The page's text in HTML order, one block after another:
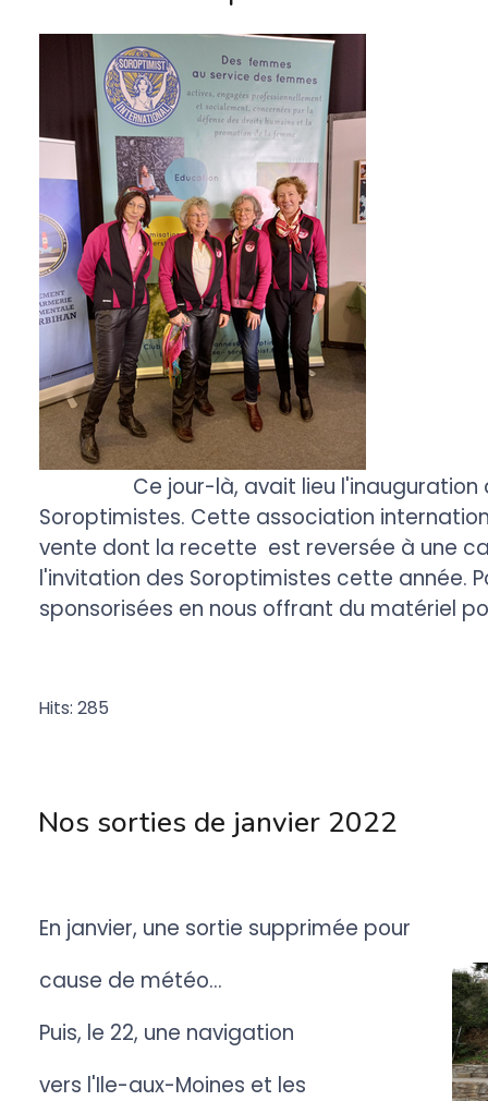
Ce jour-là, avait lieu
Soroptimistes. Cette association
vente dont la recette est reversée à une
l'invitation des Soroptimistes cette année.
sponsorisées en nous offrant du matériel
Hits: 285
Nos sorties de janvier 2022
En janvier, une sortie supprimée pour
cause de météo...
Puis, le 22, une navigation
vers l'Ile-aux-Moines et les